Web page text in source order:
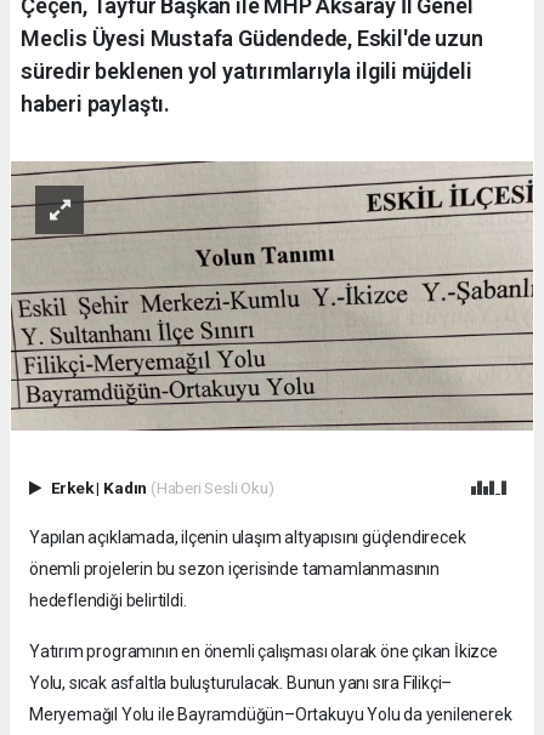
Çeçen, Tayfur Başkan ile MHP Aksaray İl Genel
Meclis Üyesi Mustafa Güdendede, Eskil'de uzun
süredir beklenen yol yatırımlarıyla ilgili müjdeli
haberi paylaştı.
Erkek| Kadın (Haberi Sesli Oku)
Yapılan açıklamada, ilçenin ulaşım altyapısını güçlendirecek
önemli projelerin bu sezon içerisinde tamamlanmasının
hedeflendiği belirtildi.
Yatırım programının en önemli çalışması olarak öne çıkan İkizce
Yolu, sıcak asfaltla buluşturulacak. Bunun yanı sıra Filikçi–
Meryemağıl Yolu ile Bayramdüğün–Ortakuyu Yolu da yenilenerek